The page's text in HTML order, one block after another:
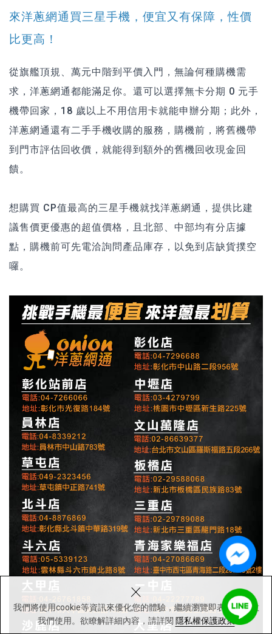
我們將使用cookie等資訊來優化您的體驗，繼續瀏覽即表示您同意
我們使用。欲瞭解詳細內容，請詳閱 隱私權保護政策
×
來洋蔥網通買三星手機，便宜又有保障，性價
比更高！
從旗艦頂規、萬元中階到平價入門，無論何種購機需
求，洋蔥網通都能滿足你。還可以選擇無卡分期 0 元手
機帶回家，18 歲以上不用信用卡就能申辦分期；此外，
洋蔥網通還有二手手機收購的服務，購機前，將舊機帶
到門市評估回收價，就能得到額外的舊機回收現金回
饋。
想購買 CP值最高的三星手機就找洋蔥網通，提供比建
議售價更優惠的超值價格，且北部、中部均有分店據
點，購機前可先電洽詢問產品庫存，以免到店缺貨撲空
囉。